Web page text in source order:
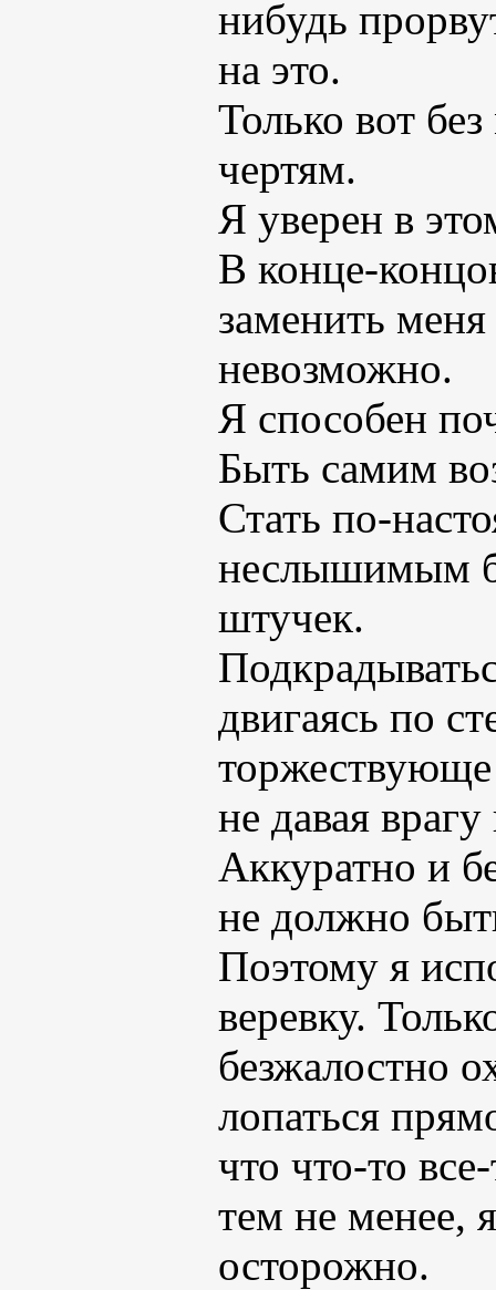
нибудь
на это.
Только вот
чертям.
Я уверен в
В конце-
заменить
невозможно.
Я способен
Быть самим
Стать по-
неслышимым
штучек.
двигаясь по
не давая
Аккуратно и
не должно
Поэтому я
веревку.
безжалостно
лопаться
что что-то
тем не менее,
осторожно.